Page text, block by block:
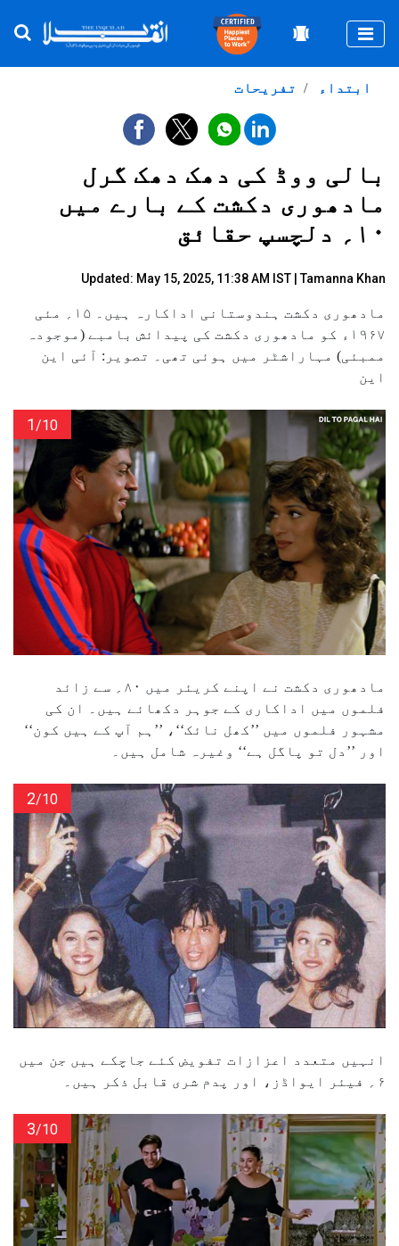
تفریحات ابتداء
بالی ووڈ کی دھک دھک گرل
مادھوری دکشت کے بارے میں
۱۰؍ دلچسپ حقائق
Updated: May 15, 2025, 11:38 AM IST |Tamanna Khan
مادھوری دکشت ہندوستانی اداکارہ ہیں۔ ۱۵؍ مئی
۱۹۶۷ء کو مادھوری دکشت کی پیدائش بامبے (موجودہ
ممبئی) مہاراشٹر میں ہوئی تھی۔ تصویر: آئی این
این
1/10
مادھوری دکشت نے اپنے کریئر میں ۸۰؍ سے زائد
فلموں میں اداکاری کے جوہر دکھائے ہیں۔ ان کی
مشہور فلموں میں ’’کھل نائک‘‘، ’’ہم آپ کے ہیں کون‘‘
اور ’’دل تو پاگل ہے‘‘ وغیرہ شامل ہیں۔
2/10
انہیں متعدد اعزازات تفویض کئے جاچکے ہیں جن میں
۶؍ فیئر ایواڈز، اور پدم شری قابل ذکر ہیں۔
3/10